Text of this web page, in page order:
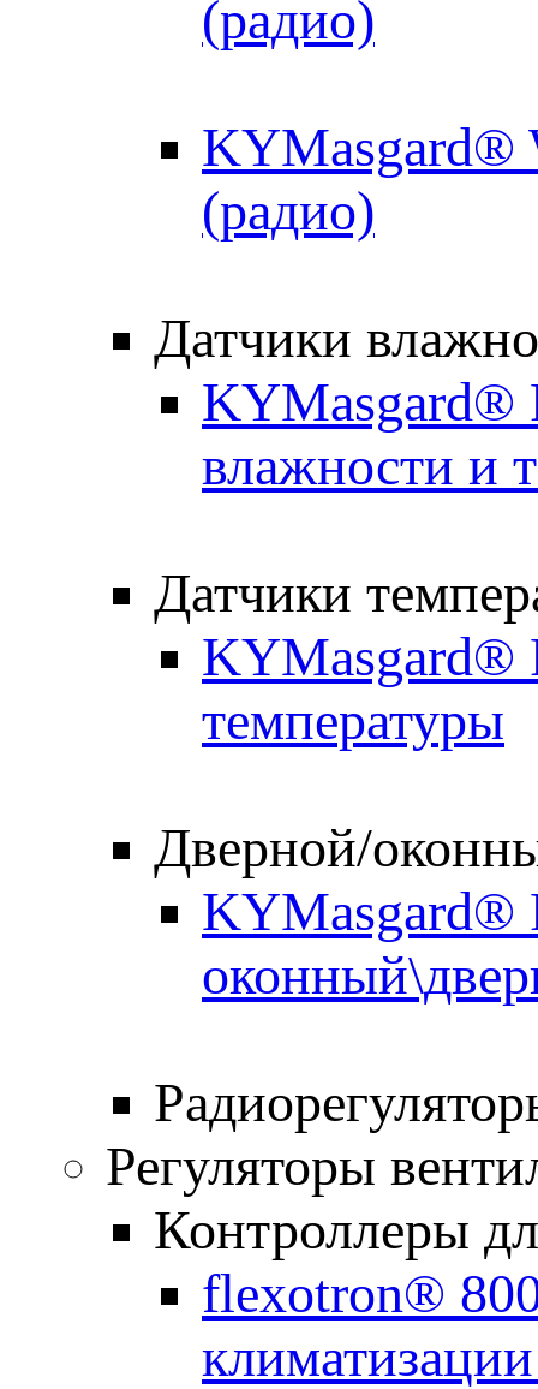
(радио)
KYMasgard®
(радио)
Датчики
KYMasgard®
влажности и
Датчики
KYMasgard®
температуры
Дверной/
KYMasgard®
Регуляторы
Контроллеры
flexotron®